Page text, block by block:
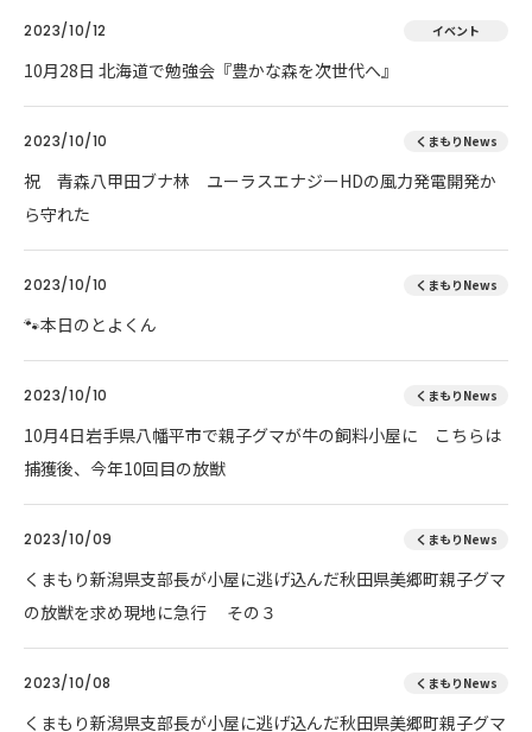
2023/10/12 イベント
10月28日 北海道で勉強会『豊かな森を次世代へ』
2023/10/10 くまもりNews
祝 青森八甲田ブナ林 ユーラスエナジーHDの風力発電開発か
ら守れた
2023/10/10 くまもりNews
🐾本日のとよくん
2023/10/10 くまもりNews
10月4日岩手県八幡平市で親子グマが牛の飼料小屋に こちらは
捕獲後、今年10回目の放獣
2023/10/09 くまもりNews
くまもり新潟県支部長が小屋に逃げ込んだ秋田県美郷町親子グマ
の放獣を求め現地に急行 その３
2023/10/08 くまもりNews
くまもり新潟県支部長が小屋に逃げ込んだ秋田県美郷町親子グマ